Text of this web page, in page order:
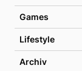
Games
Lifestyle
Archiv